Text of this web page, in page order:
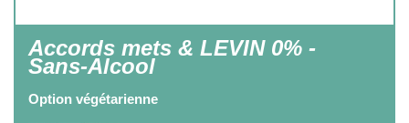
Accords mets & LEVIN 0% -
Sans-Alcool
Option végétarienne